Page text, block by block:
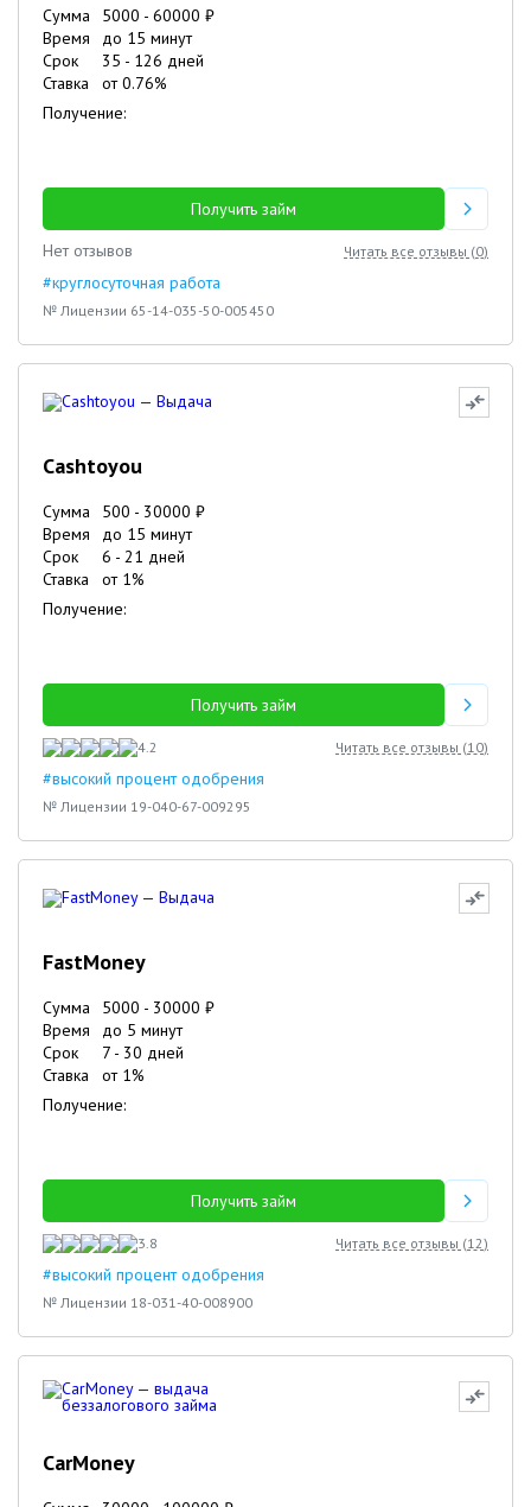
Сумма 5000 - 60000 ₽
Время
до 15 минут
Срок
35 - 126 дней
Ставка
от0.76%
Получение:
Получить займ
Нет отзывов
Читать все отзывы (0)
#круглосуточная работа
№ Лицензии 65-14-035-50-005450
Cashtoyou
Сумма 500 - 30000 ₽
Время
до 15 минут
Срок
6 - 21 дней
Ставка
от 1%
Получение:
Получить займ
4.2 Читать все отзывы (10)
#высокий процент одобрения
№ Лицензии 19-040-67-009295
FastMoney
Сумма 5000 - 30000 ₽
Время
до 5 минут
Срок
7 - 30 дней
Ставка
от 1%
Получение:
Получить займ
3.8 Читать все отзывы (12)
#высокий процент одобрения
№ Лицензии 18-031-40-008900
CarMoney